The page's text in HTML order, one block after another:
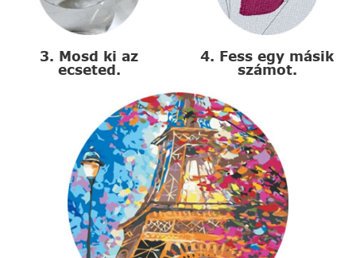
3. Mosd ki az
ecseted.
4. Fess egy másik
számot.